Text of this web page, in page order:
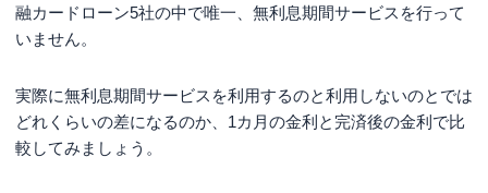
SMBCモビットを含めた大手消費者金融カードロ
ーンの無利息期間サービス状況
融カードローン5社の中で唯一、無利息期間サービスを行って
いません。
実際に無利息期間サービスを利用するのと利用しないのとでは
どれくらいの差になるのか、1カ月の金利と完済後の金利で比
較してみましょう。